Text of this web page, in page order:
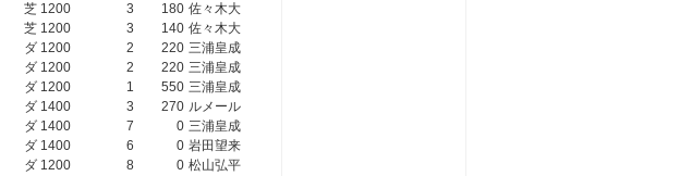
芝 1200 3 180 佐々木大
芝 1200 3 140 佐々木大
ダ 1200 2 220 三浦皇成
ダ 1200 2 220 三浦皇成
ダ 1200 1 550 三浦皇成
ダ 1400 3 270 ルメール
ダ 1400 7 0 三浦皇成
ダ 1400 6 0 岩田望来
ダ 1200 8 0 松山弘平